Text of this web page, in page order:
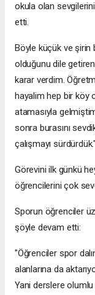
okula olan
etti.
Böyle küçük ve şirin
olduğunu dile
karar verdim.
hayalim hep bir köy
atamasıyla
sonra burasını
çalışmayı
Görevini ilk günkü
öğrencilerini çok
Sporun öğrenciler
şöyle devam etti:
"Öğrenciler spor
alanlarına da
Yani derslere